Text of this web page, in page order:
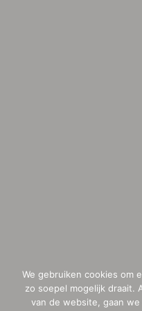
We gebruiken cookies om
zo soepel mogelijk draait.
van de website, gaan